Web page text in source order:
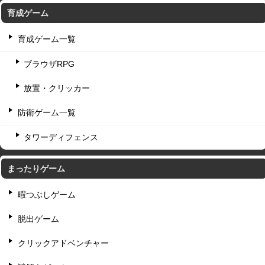
育成ゲーム
育成ゲーム一覧
ブラウザRPG
放置・クリッカー
防衛ゲーム一覧
タワーディフェンス
まったりゲーム
暇つぶしゲーム
脱出ゲーム
クリックアドベンチャー